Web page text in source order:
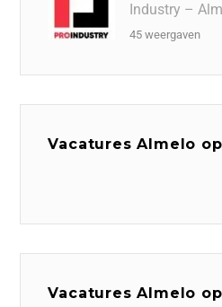
Industry –
45 weergaven
Vacatures Almelo
Vacatures Almelo